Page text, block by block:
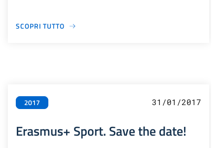
SCOPRI TUTTO
2017 31/01/2017
Erasmus+ Sport. Save the date!